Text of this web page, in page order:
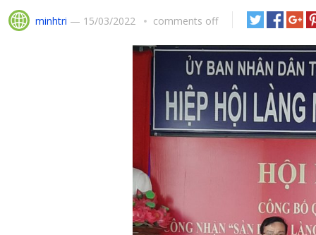
minhtri — 15/03/2022 comments off